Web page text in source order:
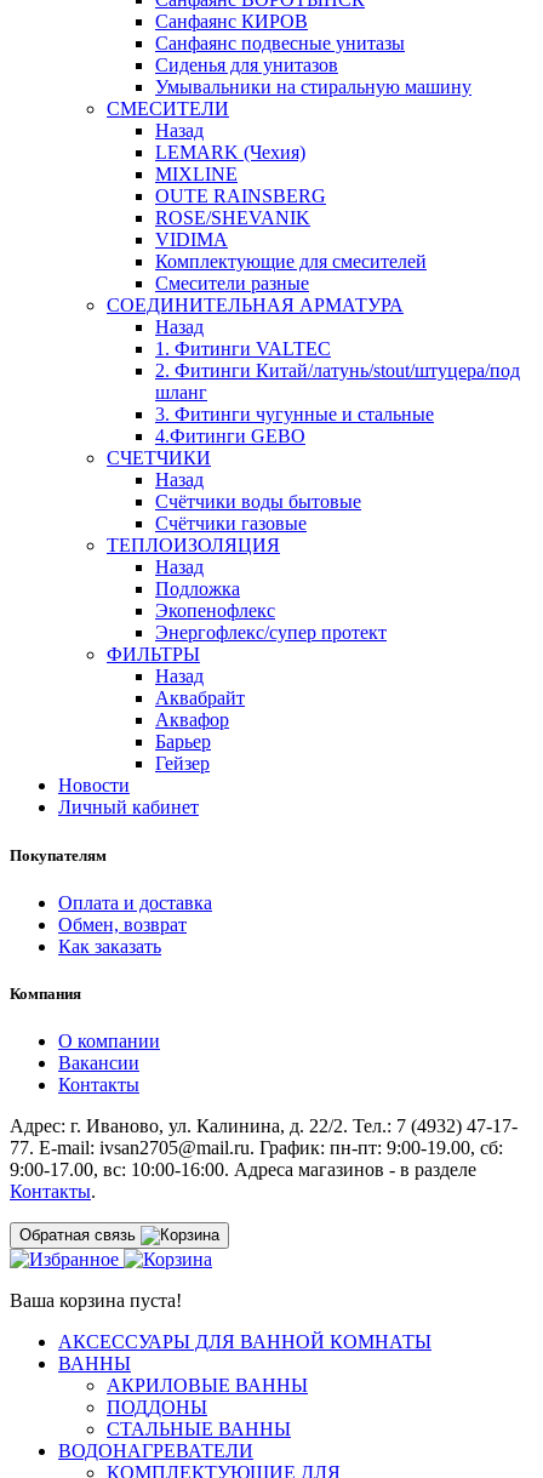
Санфаянс КИРОВ
Санфаянс подвесные унитазы
Сиденья для унитазов
Умывальники на стиральную машину
СМЕСИТЕЛИ
Назад
LEMARK (Чехия)
MIXLINE
OUTE RAINSBERG
ROSE/SHEVANIK
VIDIMA
Комплектующие для смесителей
Смесители разные
СОЕДИНИТЕЛЬНАЯ АРМАТУРА
Назад
1. Фитинги VALTEC
2. Фитинги Китай/латунь/stout/штуцера/под
шланг
3. Фитинги чугунные и стальные
4.Фитинги GEBO
СЧЕТЧИКИ
Назад
Счётчики воды бытовые
Счётчики газовые
ТЕПЛОИЗОЛЯЦИЯ
Назад
Подложка
Экопенофлекс
Энергофлекс/супер протект
ФИЛЬТРЫ
Назад
Аквабрайт
Аквафор
Барьер
Гейзер
Новости
Личный кабинет
Покупателям
Оплата и доставка
Обмен, возврат
Как заказать
Компания
О компании
Вакансии
Контакты
Адрес: г. Иваново, ул. Калинина, д. 22/2. Тел.: 7 (4932) 47-17-
77. E-mail: ivsan2705@mail.ru. График: пн-пт: 9:00-19.00, сб:
9:00-17.00, вс: 10:00-16:00. Адреса магазинов - в разделе
Контакты.
Обратная связь
Ваша корзина пуста!
АКСЕССУАРЫ ДЛЯ ВАННОЙ КОМНАТЫ
ВАННЫ
АКРИЛОВЫЕ ВАННЫ
ПОДДОНЫ
СТАЛЬНЫЕ ВАННЫ
ВОДОНАГРЕВАТЕЛИ
КОМПЛЕКТУЮЩИЕ ДЛЯ